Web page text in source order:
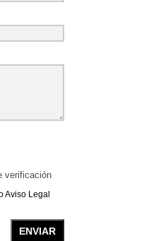
verificación
Aviso Legal